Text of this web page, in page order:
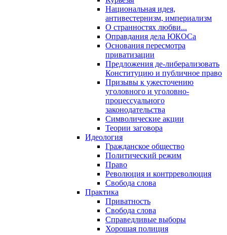
Национальная идея,
антивестернизм, империализм
О странностях любви...
Оправдания дела ЮКОСа
Основания пересмотра
приватизации
Предложения де-либерализовать
Конституцию и публичное право
Призывы к ужесточению
уголовного и уголовно-
процессуального
законодательства
Символические акции
Теории заговора
Идеология
Гражданское общество
Политический режим
Право
Революция и контрреволюция
Свобода слова
Практика
Приватность
Свобода слова
Справедливые выборы
Хорошая полиция